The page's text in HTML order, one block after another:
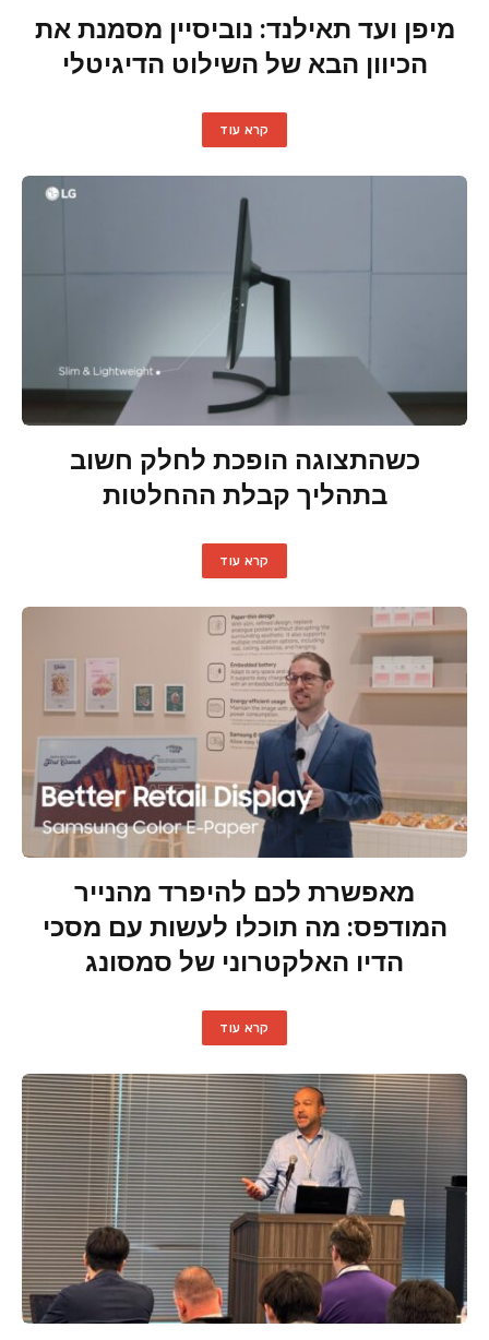
מיפן ועד תאילנד: נוביסיין מסמנת את
הכיוון הבא של השילוט הדיגיטלי
קרא עוד
כשהתצוגה הופכת לחלק חשוב
בתהליך קבלת ההחלטות
קרא עוד
מאפשרת לכם להיפרד מהנייר
המודפס: מה תוכלו לעשות עם מסכי
הדיו האלקטרוני של סמסונג
קרא עוד